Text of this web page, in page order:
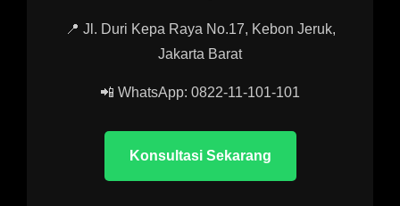
📍 Jl. Duri Kepa Raya No.17, Kebon Jeruk,
Jakarta Barat
📲 WhatsApp: 0822-11-101-101
Konsultasi Sekarang